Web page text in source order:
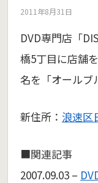
2011年8月31日
DVD専門店「
橋5丁目に店舗
名を「オールブ
新住所： 浪速区
■関連記事
2007.09.03 –